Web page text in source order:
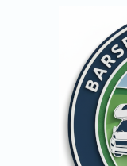
Cookievoorkeuren